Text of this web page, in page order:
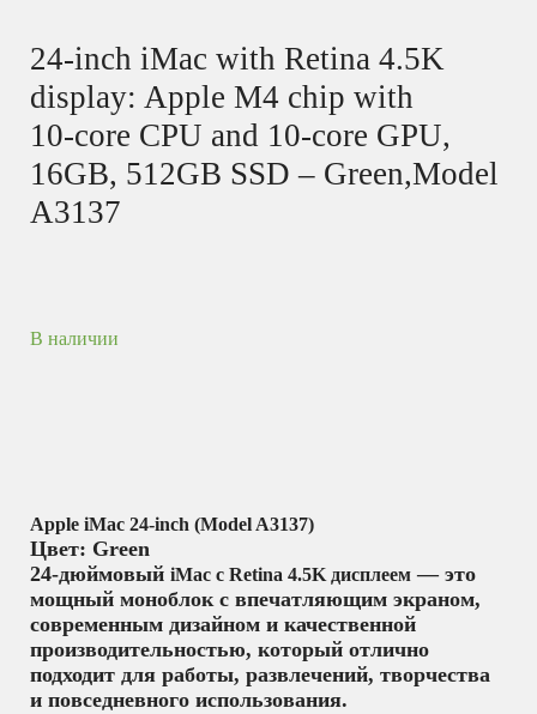
24-inch iMac with Retina 4.5K
display: Apple M4 chip with
10‑core CPU and 10‑core GPU,
16GB, 512GB SSD – Green,Model
A3137
В наличии
Apple iMac 24‑inch (Model A3137)
Цвет: Green
24‑дюймовый iMac с Retina 4.5K дисплеем — это
мощный моноблок с впечатляющим экраном,
современным дизайном и качественной
производительностью, который отлично
подходит для работы, развлечений, творчества
и повседневного использования.